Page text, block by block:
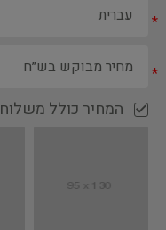
*
*
המחיר כולל משלוח